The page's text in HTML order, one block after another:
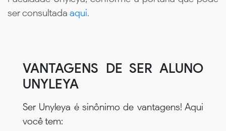
ser consultada aqui.
VANTAGENS DE SER ALUNO
UNYLEYA
Ser Unyleya é sinônimo de vantagens! Aqui
você tem: